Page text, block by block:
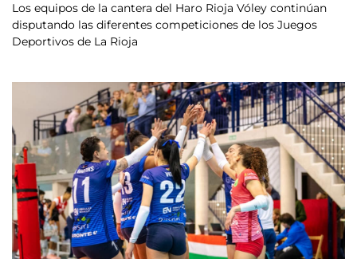
Los equipos de la cantera del Haro Rioja Vóley continúan
disputando las diferentes competiciones de los Juegos
Deportivos de La Rioja